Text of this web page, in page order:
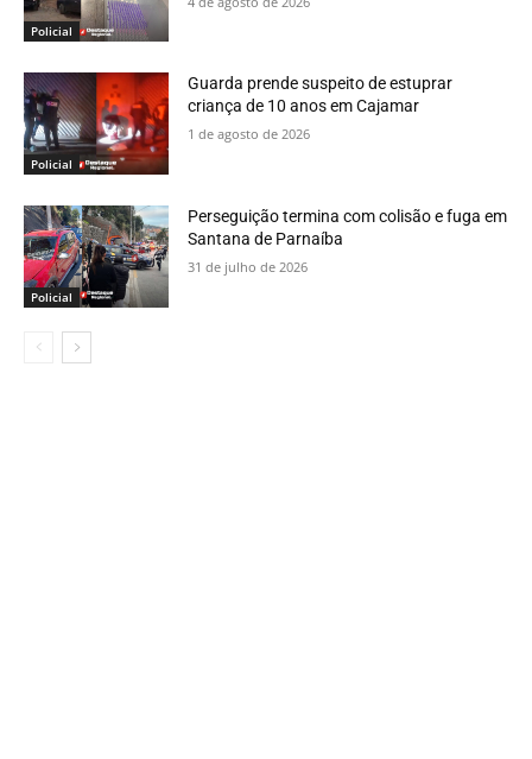
Policial
Policial
Guarda prende suspeito de estuprar
criança de 10 anos em Cajamar
1 de agosto de 2026
Policial
Perseguição termina com colisão e fuga em
Santana de Parnaíba
31 de julho de 2026